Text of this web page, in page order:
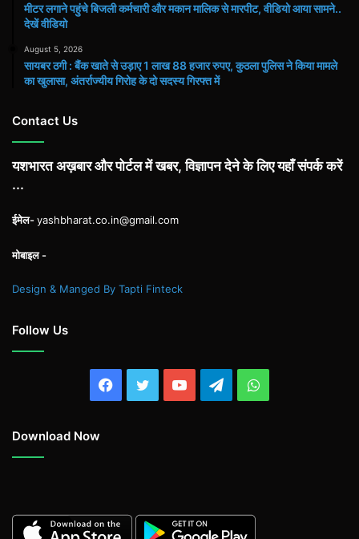
मीटर लगाने पहुंचे बिजली कर्मचारी और मकान मालिक से मारपीट, वीडियो आया सामने..
देखें वीडियो
August 5, 2026
सायबर ठगी : बैंक खाते से उड़ाए 1 लाख 88 हजार रुपए, कुठला पुलिस ने किया मामले
का खुलासा, अंतर्राज्यीय गिरोह के दो सदस्य गिरफ्त में
Contact Us
यशभारत अख़बार और पोर्टल में खबर, विज्ञापन देने के लिए यहाँ संपर्क करें
...
ईमेल-yashbharat.co.in@gmail.com
मोबाइल -
Design & Manged By Tapti Finteck
Follow Us
Facebook
TwitterYouTubeTelegramWhatsApp
Download Now